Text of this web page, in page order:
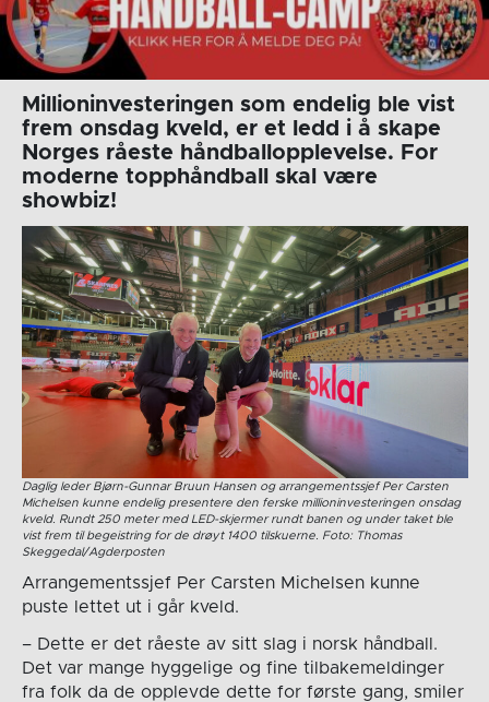
Millioninvesteringen som endelig ble vist
frem onsdag kveld, er et ledd i å skape
Norges råeste håndballopplevelse. For
moderne topphåndball skal være
showbiz!
Daglig leder Bjørn-Gunnar Bruun Hansen og arrangementssjef Per Carsten
Michelsen kunne endelig presentere den ferske millioninvesteringen onsdag
kveld. Rundt 250 meter med LED-skjermer rundt banen og under taket ble
vist frem til begeistring for de drøyt 1400 tilskuerne. Foto: Thomas
Skeggedal/Agderposten
Arrangementssjef Per Carsten Michelsen kunne
puste lettet ut i går kveld.
– Dette er det råeste av sitt slag i norsk håndball.
Det var mange hyggelige og fine tilbakemeldinger
fra folk da de opplevde dette for første gang, smiler